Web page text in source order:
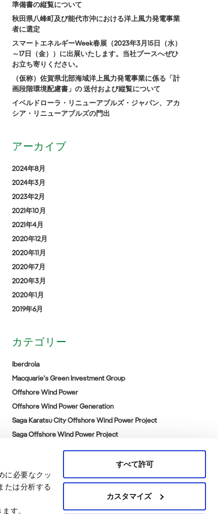
に必要なクッ
たは分析する
す。
すべて許可
カスタマイズ
準備書の縦覧について
秋田県八峰町及び能代市沖における洋上風力発電事業
者に選定
スマートエネルギーWeek春展（2023年3月15日（水）
～17日（金））に出展いたします。当社ブースへぜひ
お立ち寄りください。
（仮称）佐賀県北部海域洋上風力発電事業に係る「計
画段階環境配慮書」の 送付および縦覧について
イベルドローラ・リニューアブルズ・ジャパン、アカ
シア・リニューアブルズの門出
アーカイブ
2024年8月
2024年3月
2023年2月
2021年10月
2021年4月
2020年12月
2020年11月
2020年7月
2020年3月
2020年1月
2019年6月
カテゴリー
Iberdrola
Macquarie’s Green Investment Group
Offshore Wind Power
Offshore Wind Power Generation
Saga Karatsu City Offshore Wind Power Project
Saga Offshore Wind Power Project
Satsuma Offshore Wind Power Project